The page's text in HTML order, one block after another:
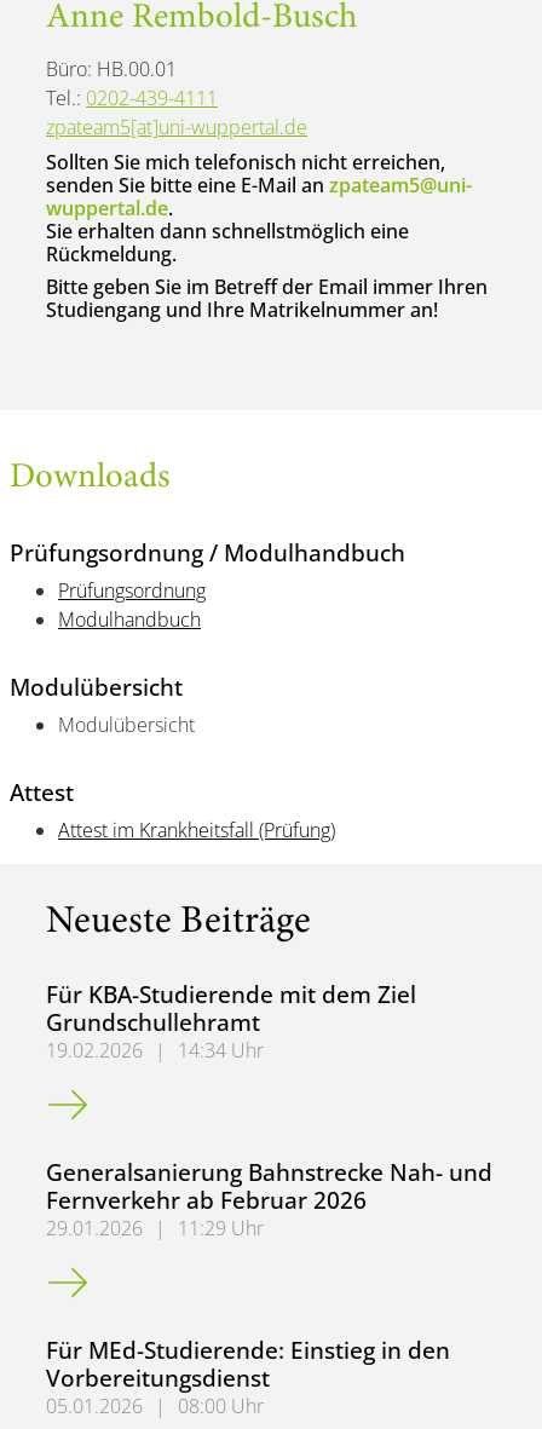
Anne Rembold-Busch
Büro: HB.00.01
Tel.: 0202-439-4111
zpateam5[at]uni-wuppertal.de
Sollten Sie mich telefonisch nicht erreichen,
senden Sie bitte eine E-Mail an zpateam5@uni-
wuppertal.de.
Sie erhalten dann schnellstmöglich eine
Rückmeldung.
Bitte geben Sie im Betreff der Email immer Ihren
Studiengang und Ihre Matrikelnummer an!
Downloads
Prüfungsordnung / Modulhandbuch
Prüfungsordnung
Modulhandbuch
Modulübersicht
Modulübersicht
Attest
Attest im Krankheitsfall (Prüfung)
Neueste Beiträge
Für KBA-Studierende mit dem Ziel
Grundschullehramt
19.02.2026 |
14:34 Uhr
Für KBA-Studierende mit dem Ziel Grundschullehramt
Generalsanierung Bahnstrecke Nah- und
Fernverkehr ab Februar 2026
29.01.2026 |
11:29 Uhr
Generalsanierung Bahnstrecke Nah- und Fernverkehr ab
Für MEd-Studierende: Einstieg in den
Vorbereitungsdienst
05.01.2026 |
08:00 Uhr